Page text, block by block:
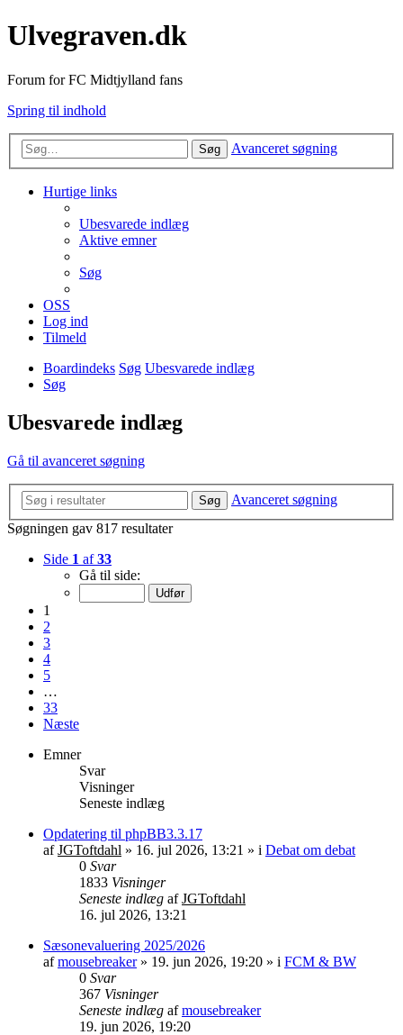
Ulvegraven.dk
Forum for FC Midtjylland fans
Spring til indhold
Søg Avanceret søgning
Hurtige links
Ubesvarede indlæg
Aktive emner
Søg
OSS
Log ind
Tilmeld
Boardindeks Søg Ubesvarede indlæg
Søg
Ubesvarede indlæg
Gå til avanceret søgning
Søg
Avanceret søgning
Søgningen gav 817 resultater
Side 1 af33
Gå til side:
1
2
3
4
5
…
33
Næste
Emner
Svar
Visninger
Seneste indlæg
Opdatering til phpBB3.3.17
afJGToftdahl » 16. jul 2026, 13:21 » i Debat om debat
0 Svar
1833 Visninger
Seneste indlæg afJGToftdahl
16. jul 2026, 13:21
Sæsonevaluering 2025/2026
afmousebreaker» 19. jun 2026, 19:20 » i FCM & BW
0 Svar
367 Visninger
Seneste indlæg afmousebreaker
19. jun 2026, 19:20